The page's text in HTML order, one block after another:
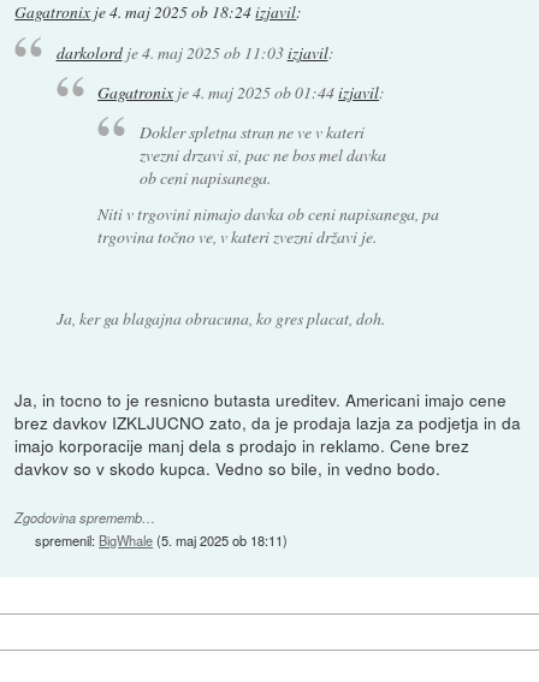
Gagatronix je4. maj 2025 ob 18:24izjavil:
darkolordje4. maj 2025 ob 11:03izjavil:
Gagatronix je4. maj 2025 ob 01:44izjavil:
Dokler spletna stran ne ve v kateri
zvezni drzavi si, pac ne bos mel davka
ob ceni napisanega.
Niti v trgovini nimajo davka ob ceni napisanega, pa
trgovina točno ve, v kateri zvezni državi je.
Ja, ker ga blagajna obracuna, ko gres placat, doh.
Ja, in tocno to je resnicno butasta ureditev. Americani imajo cene
brez davkov IZKLJUCNO zato, da je prodaja lazja za podjetja in da
imajo korporacije manj dela s prodajo in reklamo. Cene brez
davkov so v skodo kupca. Vedno so bile, in vedno bodo.
Zgodovina sprememb…
spremenil: BigWhale(5. maj 2025 ob 18:11)